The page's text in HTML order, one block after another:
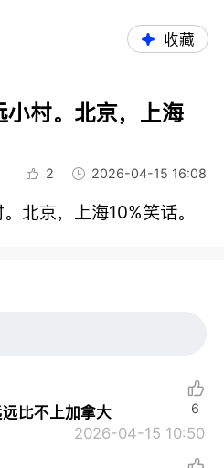
收藏
村。北京，上海
2 2026-04-15 16:08
北京，上海10%笑话。
比不上加拿大
2026-04-15 10:50
6